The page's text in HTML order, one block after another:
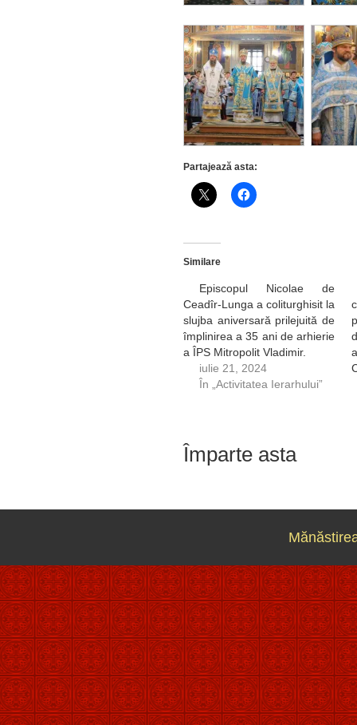
Partajează asta:
Similare
Episcopul Nicolae de
Ceadîr-Lunga a coliturghisit la
slujba aniversară prilejuită de
împlinirea a 35 ani de arhierie
a ÎPS Mitropolit Vladimir.
iulie 21, 2024
În „Activitatea Ierarhului”
Împarte asta